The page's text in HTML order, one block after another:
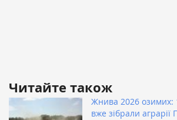
Читайте також
Жнива 2026 озимих:
вже зібрали